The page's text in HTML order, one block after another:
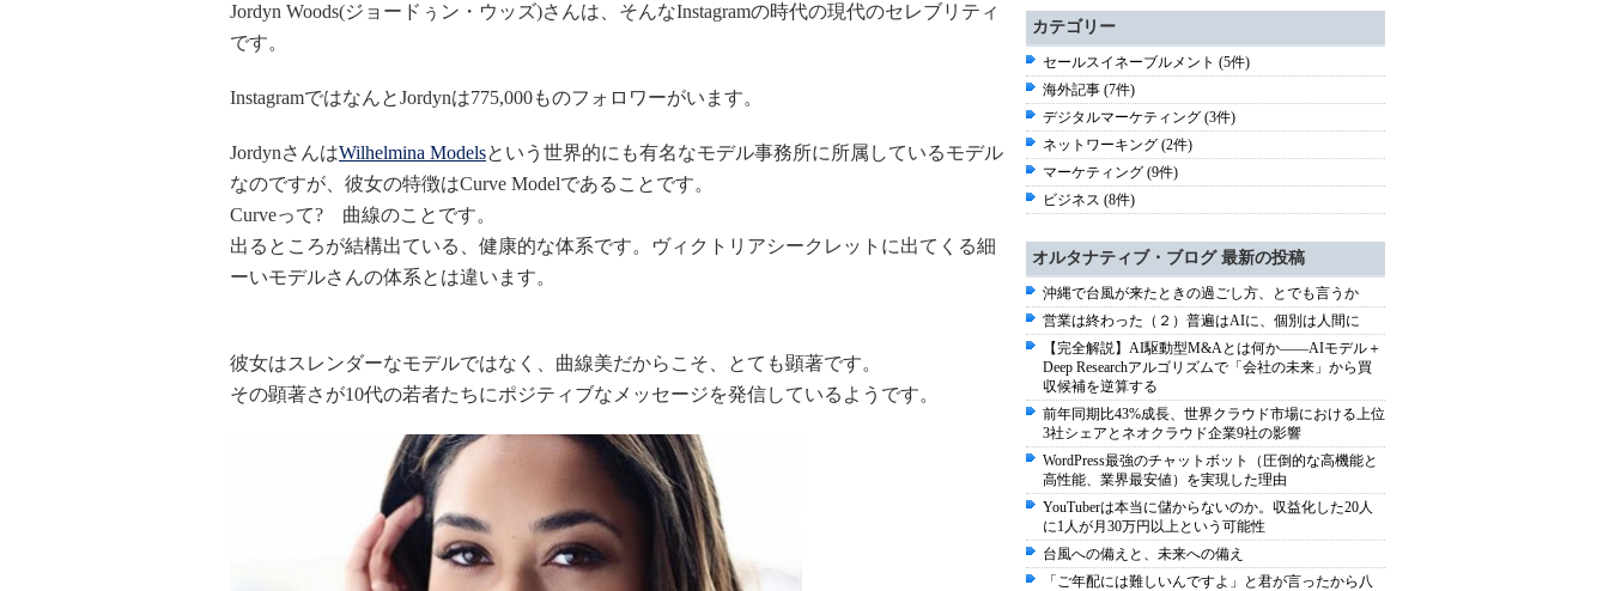
Jordyn Woods(ジョードぅン・ウッズ)さんは、そんなInstagramの時代の現代のセレブリティ
です。
InstagramではなんとJordynは775,000ものフォロワーがいます。
JordynさんはWilhelmina Modelsという世界的にも有名なモデル事務所に所属しているモデル
なのですが、彼女の特徴はCurve Modelであることです。
Curveって? 曲線のことです。
出るところが結構出ている、健康的な体系です。ヴィクトリアシークレットに出てくる細
ーいモデルさんの体系とは違います。
彼女はスレンダーなモデルではなく、曲線美だからこそ、とても顕著です。
その顕著さが10代の若者たちにポジティブなメッセージを発信しているようです。
カテゴリー
セールスイネーブルメント (5件)
海外記事 (7件)
デジタルマーケティング (3件)
ネットワーキング (2件)
マーケティング (9件)
ビジネス (8件)
オルタナティブ・ブログ 最新の投稿
沖縄で台風が来たときの過ごし方、とでも言うか
営業は終わった（２）普遍はAIに、個別は人間に
【完全解説】AI駆動型M&Aとは何か――AIモデル＋
Deep Researchアルゴリズムで「会社の未来」から買
収候補を逆算する
前年同期比43%成長、世界クラウド市場における上位
3社シェアとネオクラウド企業9社の影響
WordPress最強のチャットボット（圧倒的な高機能と
高性能、業界最安値）を実現した理由
YouTuberは本当に儲からないのか。収益化した20人
に1人が月30万円以上という可能性
台風への備えと、未来への備え
「ご年配には難しいんですよ」と君が言ったから八